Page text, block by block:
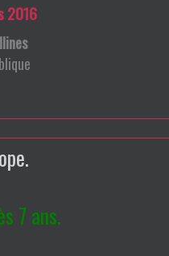
2016
7 ans.